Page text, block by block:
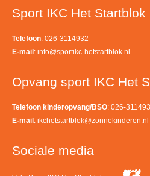
Sport IKC Het Startblok
Telefoon: 026-3114932
E-mail : info@sportikc-hetstartblok.nl
Opvang sport IKC Het
Telefoon kinderopvang/BSO: 026-
E-mail : ikchetstartblok@zonnekinderen.nl
Sociale media